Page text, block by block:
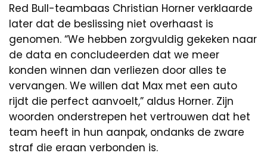
Red Bull-teambaas Christian Horner verklaarde
later dat de beslissing niet overhaast is
genomen. “We hebben zorgvuldig gekeken naar
de data en concludeerden dat we meer
konden winnen dan verliezen door alles te
vervangen. We willen dat Max met een auto
rijdt die perfect aanvoelt,” aldus Horner. Zijn
woorden onderstrepen het vertrouwen dat het
team heeft in hun aanpak, ondanks de zware
straf die eraan verbonden is.